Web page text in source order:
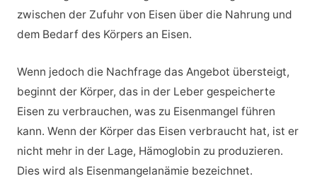
zwischen der Zufuhr von Eisen über die Nahrung und
dem Bedarf des Körpers an Eisen.
Wenn jedoch die Nachfrage das Angebot übersteigt,
beginnt der Körper, das in der Leber gespeicherte
Eisen zu verbrauchen, was zu Eisenmangel führen
kann. Wenn der Körper das Eisen verbraucht hat, ist er
nicht mehr in der Lage, Hämoglobin zu produzieren.
Dies wird als Eisenmangelanämie bezeichnet.